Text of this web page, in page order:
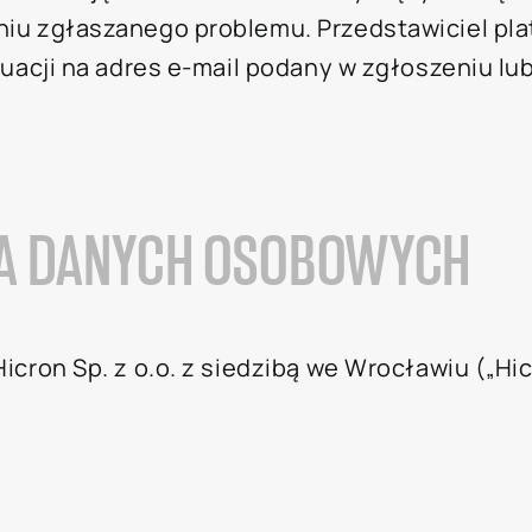
zgłaszanego problemu. Przedstawiciel
na adres e-mail podany w zgłoszeniu
OSOBOWYCH
Sp. z o.o. z siedzibą we Wrocławiu